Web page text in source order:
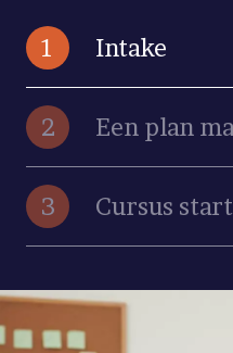
1 Intake
2 Een plan
3 Cursus